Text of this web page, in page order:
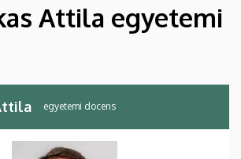
Attila egyetemi
egyetemi docens